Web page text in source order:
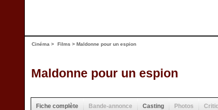
Cinéma > Films > Maldonne pour un espion
Maldonne pour un espion
Fiche complète Bande-annonce Casting Photos